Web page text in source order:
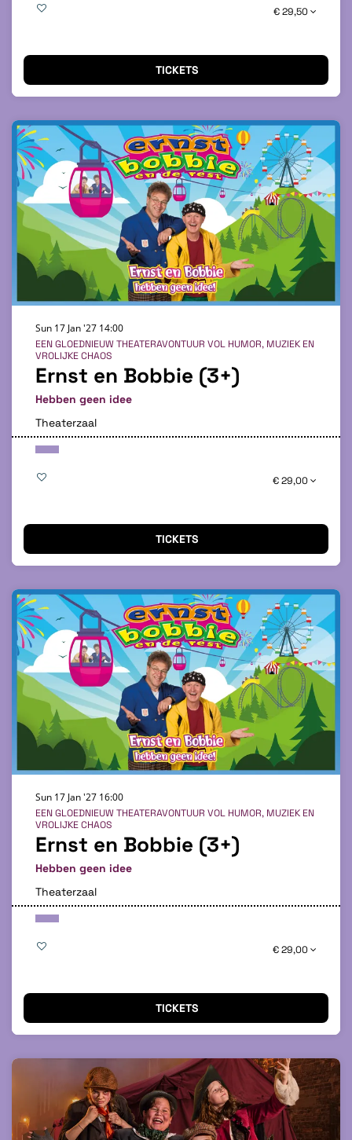
€ 29,50
TICKETS
Ernst en Bobbie (3+)
Hebben geen idee
EEN GLOEDNIEUW THEATERAVONTUUR VOL HUMOR, MUZIEK EN
VROLIJKE CHAOS
Sun 17 Jan '27 14:00
Theaterzaal
€ 29,00
TICKETS
Ernst en Bobbie (3+)
Hebben geen idee
EEN GLOEDNIEUW THEATERAVONTUUR VOL HUMOR, MUZIEK EN
VROLIJKE CHAOS
Sun 17 Jan '27 16:00
Theaterzaal
€ 29,00
TICKETS